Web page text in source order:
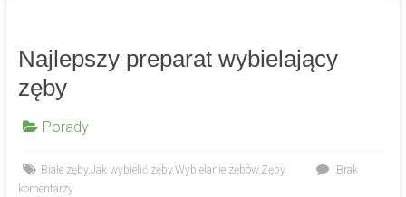
Najlepszy preparat wybielający
zęby
Porady
Białe zęby,Jak wybielić zęby,Wybielanie zębów,Zęby
Brak
komentarzy